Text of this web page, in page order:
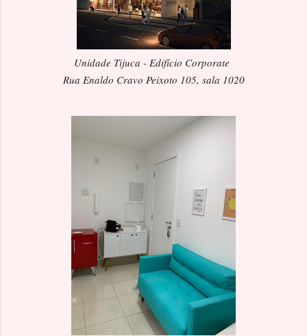
Unidade Tijuca - Edifício Corporate
Rua Enaldo Cravo Peixoto 105, sala 1020